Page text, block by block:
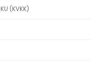
(KVKK)